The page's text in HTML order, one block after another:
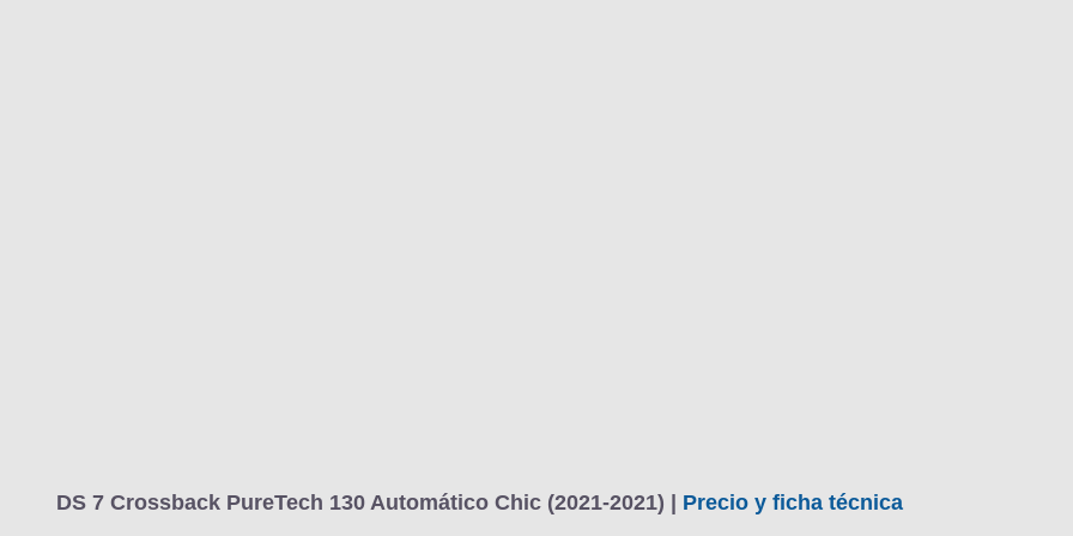
DS 7 Crossback PureTech 130 Automático Chic (2021-2021) | Precio y ficha técnica